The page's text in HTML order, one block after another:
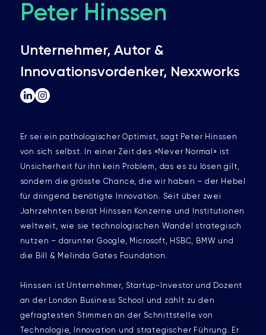
Peter Hinssen
Unternehmer, Autor &
Innovationsvordenker, Nexxworks
Er sei ein pathologischer Optimist, sagt Peter Hinssen
von sich selbst. In einer Zeit des «Never Normal» ist
Unsicherheit für ihn kein Problem, das es zu lösen gilt,
sondern die grösste Chance, die wir haben – der Hebel
für dringend benötigte Innovation. Seit über zwei
Jahrzehnten berät Hinssen Konzerne und Institutionen
weltweit, wie sie technologischen Wandel strategisch
nutzen – darunter Google, Microsoft, HSBC, BMW und
die Bill & Melinda Gates Foundation.
Hinssen ist Unternehmer, Startup-Investor und Dozent
an der London Business School und zählt zu den
gefragtesten Stimmen an der Schnittstelle von
Technologie, Innovation und strategischer Führung. Er